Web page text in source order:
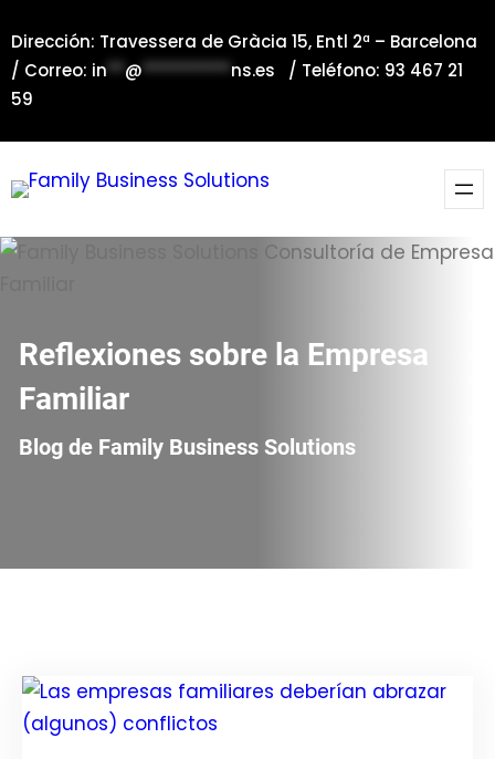
al
contenido
Dirección: Travessera de Gràcia 15, Entl 2ª – Barcelona
/ Correo: in**@**********ns.es / Teléfono: 93 467 21
59
Reflexiones sobre la Empresa
Familiar
Blog de Family Business Solutions